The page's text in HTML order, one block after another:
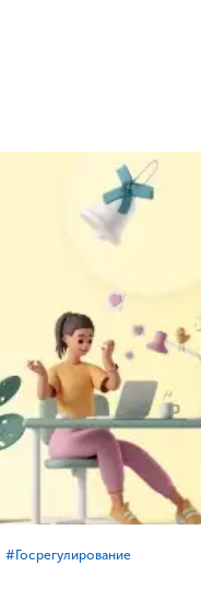
#⁣Госрегулирование